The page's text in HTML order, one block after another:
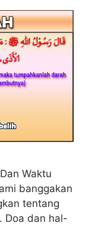
Waktu
banggakan
tentang
Doa dan hal-